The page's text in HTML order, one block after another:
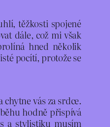
těžkosti spojené
dále, což mi však
hned několik
pocítí, protože se
vás za srdce.
hodně přispívá
a stylistiku musím